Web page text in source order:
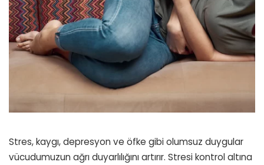
Stres, kaygı, depresyon ve öfke gibi olumsuz duygular
vücudumuzun ağrı duyarlılığını artırır. Stresi kontrol altına